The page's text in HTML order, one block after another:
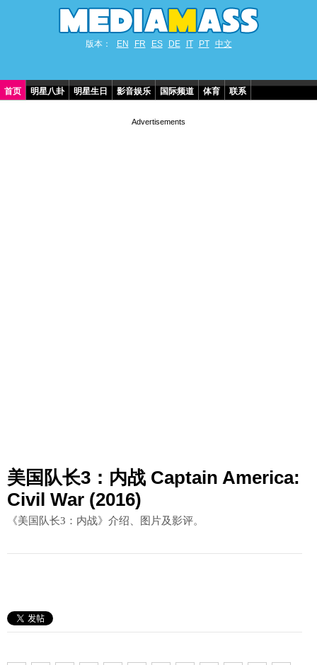
版本： EN FR ES DE IT PT 中文
首页 明星八卦 明星生日 影音娱乐 国际频道 体育 联系
美国队长3：内战 Captain America:
Civil War (2016)
《美国队长3：内战》介绍、图片及影评。